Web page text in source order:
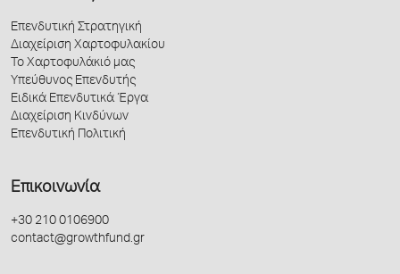
Επενδυτική Στρατηγική
Διαχείριση Χαρτοφυλακίου
Το Χαρτοφυλάκιό μας
Υπεύθυνος Επενδυτής
Ειδικά Επενδυτικά Έργα
Διαχείριση Κινδύνων
Επενδυτική Πολιτική
Επικοινωνία
+30 210 0106900
contact@growthfund.gr